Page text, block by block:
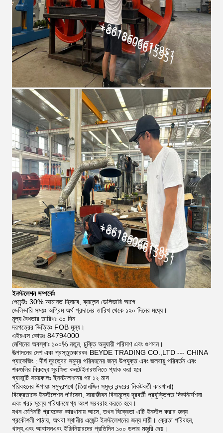
ইনস্টলেশন সম্পর্কেঃ
পেমেন্টঃ 30% আমানত হিসাবে, ব্যালেন্স ডেলিভারি আগে
ডেলিভারি সময়ঃ অগ্রিম অর্থ প্রদানের তারিখ থেকে ১২০ দিনের মধ্যে।
মূল্য বৈধতার তারিখঃ ৩০ দিন
দরপত্রের ভিত্তিঃ FOB মূল্য।
এইচএস কোডঃ 84794000
মেশিনের অবস্থাঃ ১০০% নতুন, চুক্তি অনুযায়ী পরিমাণ এবং গুণমান।
উত্পাদনের দেশ এবং প্রস্তুতকারকঃ BEYDE TRADING CO.,LTD --- CHINA
প্যাকেজিং : দীর্ঘ দূরত্বের সমুদ্র পরিবহনের জন্য উপযুক্ত এবং জলবায়ু পরিবর্তন এবং
শকগুলির বিরুদ্ধে সুরক্ষিত কনটেইনারগুলিতে প্যাক করা হবে
গ্যারান্টি সময়কালঃ ইনস্টলেশনের পর ১২ মাস
পরিবহনের উপায়ঃ সমুদ্রপথে (তিয়ানজিন সমুদ্র বন্দরের নিকটবর্তী কারখানা)
বিক্রেতাকে ইনস্টলেশন পরিষেবা, সারাজীবন বিনামূল্যে দূরবর্তী প্রযুক্তিগত দিকনির্দেশনা
এবং খরচ মূল্যে পরিধানযোগ্য অংশ সরবরাহ করতে হবে।
যখন মেশিনটি গ্রাহকের কারখানায় আসে, তখন বিক্রেতা এটি ইনস্টল করার জন্য
প্রকৌশলী পাঠায়, অথবা স্থানীয় এজেন্ট ইনস্টলেশনের জন্য দায়ী। ক্রেতা পরিবহন,
খাদ্য,এবং আবাসনএবং ইঞ্জিনিয়ারদের প্রতিদিন ১০০ ডলার মজুরি দেয়।